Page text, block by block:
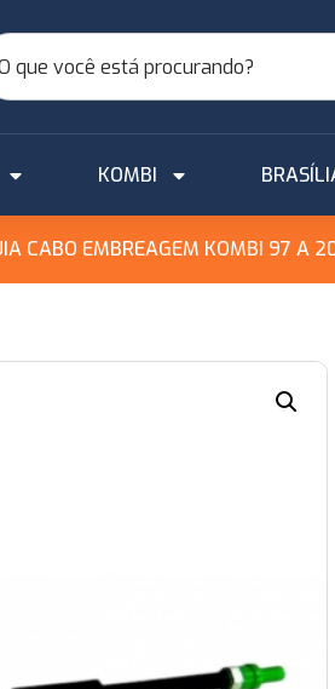
KOMBI
CABO EMBREAGEM KOMBI 97 A